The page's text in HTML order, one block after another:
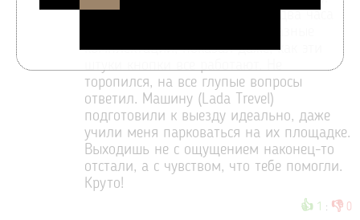
комплектации, показал даже, как эти
торопился, на все глупые вопросы
ответил. Машину (Lada Trevel)
подготовили к выезду идеально, даже
учили меня парковаться на их площадке.
Выходишь не с ощущением наконец-то
отстали, а с чувством, что тебе помогли.
Круто!
👍 1 : 👎